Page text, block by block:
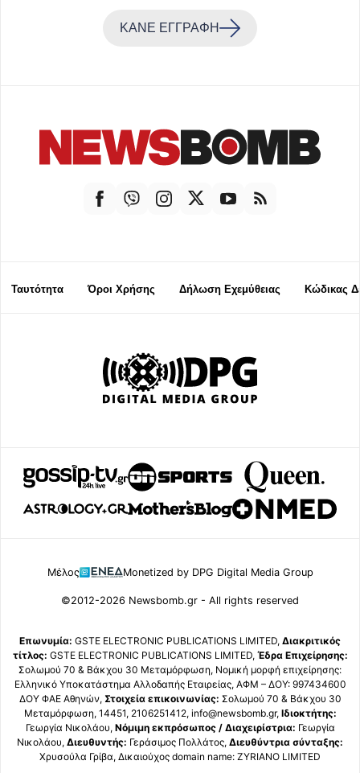
ΚΑΝΕ ΕΓΓΡΑΦΗ
Ταυτότητα Όροι Χρήσης Δήλωση Εχεμύθειας Κώδικας
Μέλος Monetized by DPG Digital Media Group
©2012-2026 Newsbomb.gr - All rights reserved
Επωνυμία: GSTE ELECTRONIC PUBLICATIONS LIMITED, Διακριτικός
τίτλος: GSTE ELECTRONIC PUBLICATIONS LIMITED, Έδρα Επιχείρησης:
Σολωμού 70 & Βάκχου 30 Μεταμόρφωση, Νομική μορφή επιχείρησης:
Ελληνικό Υποκατάστημα Αλλοδαπής Εταιρείας, ΑΦΜ – ΔΟΥ: 997434600
ΔΟΥ ΦΑΕ Αθηνών, Στοιχεία επικοινωνίας: Σολωμού 70 & Βάκχου 30
Μεταμόρφωση, 14451, 2106251412, info@newsbomb.gr, Ιδιοκτήτης:
Γεωργία Νικολάου, Νόμιμη εκπρόσωπος / Διαχειρίστρια: Γεωργία
Νικολάου, Διευθυντής: Γεράσιμος Πολλάτος, Διευθύντρια σύνταξης:
Χρυσούλα Γρίβα, Δικαιούχος domain name: ZYRIANO LIMITED